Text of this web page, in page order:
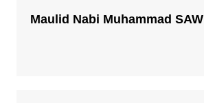
Maulid Nabi Muhammad SAW